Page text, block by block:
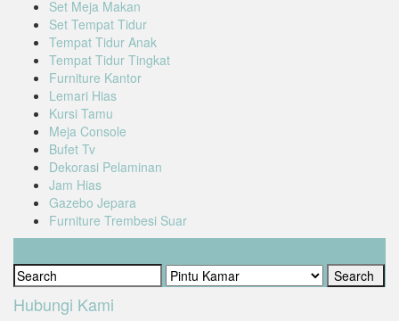
Set Meja Makan
Set Tempat Tidur
Tempat Tidur Anak
Tempat Tidur Tingkat
Furniture Kantor
Lemari Hias
Kursi Tamu
Meja Console
Bufet Tv
Dekorasi Pelaminan
Jam Hias
Gazebo Jepara
Furniture Trembesi Suar
Hubungi Kami